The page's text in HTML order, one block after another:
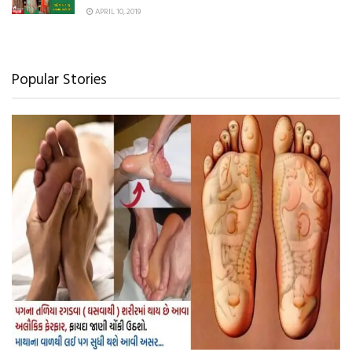
APRIL 10, 2019
Popular Stories